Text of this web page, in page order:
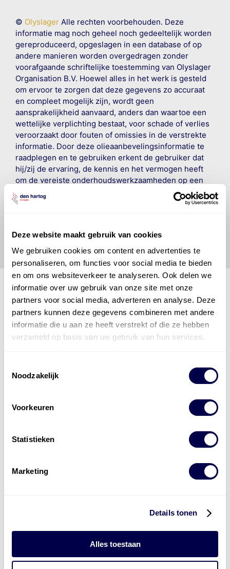
Deze website maakt gebruik van cookies
We gebruiken cookies om content en advertenties te
personaliseren, om functies voor social media te bieden
en om ons websiteverkeer te analyseren. Ook delen we
informatie over uw gebruik van onze site met onze
partners voor social media, adverteren en analyse. Deze
partners kunnen deze gegevens combineren met andere
informatie die u aan ze heeft verstrekt of die ze hebben
verzameld op basis van uw gebruik van hun services.
Noodzakelijk
Voorkeuren
Statistieken
Marketing
Details tonen
Alles toestaan
© OlyslagerAlle rechten voorbehouden. Deze
informatie mag noch geheel noch gedeeltelijk worden
gereproduceerd, opgeslagen in een database of op
andere manieren worden overgedragen zonder
voorafgaande schriftelijke toestemming van Olyslager
Organisation B.V. Hoewel alles in het werk is gesteld
om ervoor te zorgen dat deze gegevens zo accuraat
en compleet mogelijk zijn, wordt geen
aansprakelijkheid aanvaard, anders dan waartoe een
wettelijke verplichting bestaat, voor schade of verlies
veroorzaakt door fouten of omissies in de verstrekte
informatie. Door deze olieaanbevelingsinformatie te
raadplegen en te gebruiken erkent de gebruiker dat
hij/zij de ervaring, de kennis en het vermogen heeft
om de vereiste onderhoudswerkzaamheden op een
veilige en verantwoorde manier uit te voeren. Hij/zij
vrijwaart en indemniseert de uitgever en
Den Hartog
onjuist gebruik van de gepubliceerde gegevens.
Den Hartog Energies
bestaat uitvier divisies
laad- en accu oplossingen